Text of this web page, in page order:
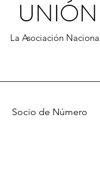
La Asociación
Socio de Número